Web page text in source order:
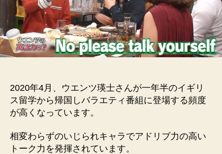
リ
ス
留
学
か
ら
英
語
力
彼
女
2020年4月、ウエンツ瑛士さんが一年半のイギリ
ス留学から帰国しバラエティ番組に登場する頻度
が高くなっています。
相変わらずのいじられキャラでアドリブ力の高い
トーク力を発揮されています。